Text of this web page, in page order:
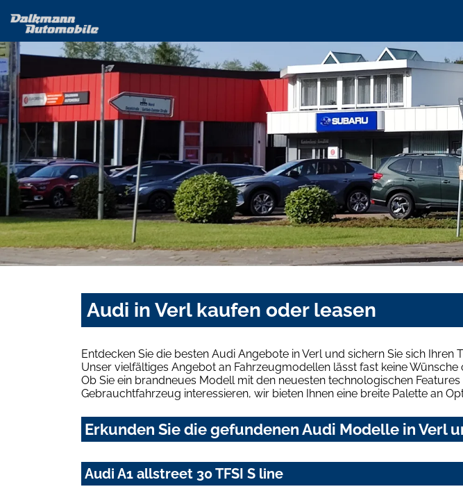
Audi in Verl kaufen oder leasen
Entdecken Sie die besten Audi Angebote in Verl und sichern Sie sich Ihren
Unser vielfältiges Angebot an Fahrzeugmodellen lässt fast keine Wünsche
Ob Sie ein brandneues Modell mit den neuesten technologischen
Gebrauchtfahrzeug interessieren, wir bieten Ihnen eine breite Palette an
Erkunden Sie die gefundenen Audi Modelle in Verl
Audi A1 allstreet 30 TFSI S line